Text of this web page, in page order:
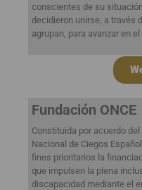
conscientes de su
decidieron unirse, a través
agrupan, para avanzar en
Fundación ONCE
Constituida por acuerdo
Nacional de Ciegos
fines prioritarios la
que impulsen la plena
discapacidad mediante el